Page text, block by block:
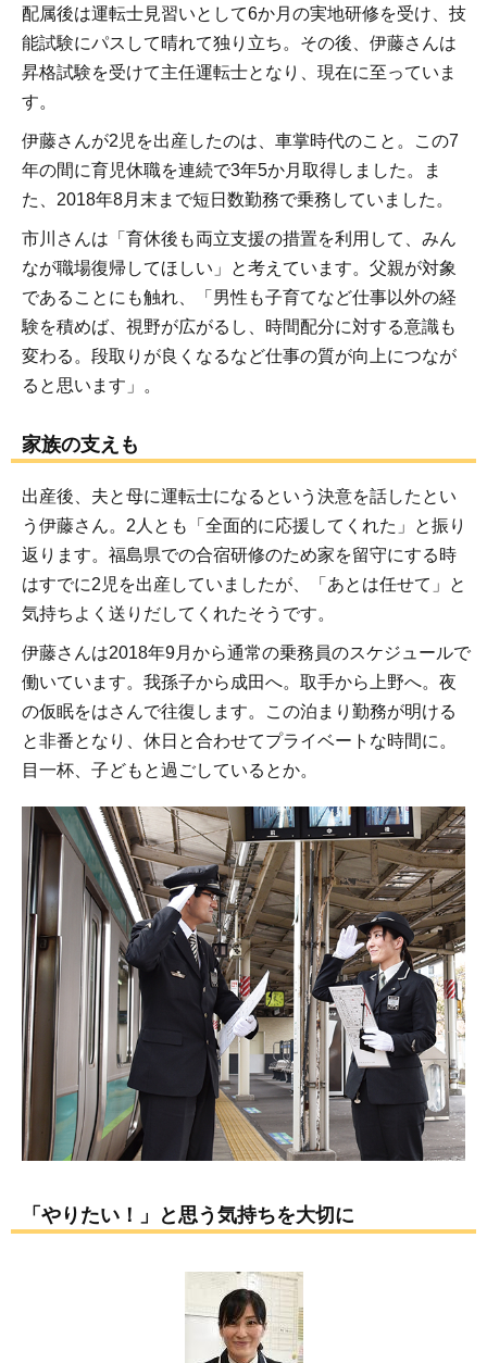
配属後は運転士見習いとして6か月の実地研修を受け、技
能試験にパスして晴れて独り立ち。その後、伊藤さんは
昇格試験を受けて主任運転士となり、現在に至っていま
す。
伊藤さんが2児を出産したのは、車掌時代のこと。この7
年の間に育児休職を連続で3年5か月取得しました。ま
た、2018年8月末まで短日数勤務で乗務していました。
市川さんは「育休後も両立支援の措置を利用して、みん
なが職場復帰してほしい」と考えています。父親が対象
であることにも触れ、「男性も子育てなど仕事以外の経
験を積めば、視野が広がるし、時間配分に対する意識も
変わる。段取りが良くなるなど仕事の質が向上につなが
ると思います」。
家族の支えも
出産後、夫と母に運転士になるという決意を話したとい
う伊藤さん。2人とも「全面的に応援してくれた」と振り
返ります。福島県での合宿研修のため家を留守にする時
はすでに2児を出産していましたが、「あとは任せて」と
気持ちよく送りだしてくれたそうです。
伊藤さんは2018年9月から通常の乗務員のスケジュールで
働いています。我孫子から成田へ。取手から上野へ。夜
の仮眠をはさんで往復します。この泊まり勤務が明ける
と非番となり、休日と合わせてプライベートな時間に。
目一杯、子どもと過ごしているとか。
「やりたい！」と思う気持ちを大切に